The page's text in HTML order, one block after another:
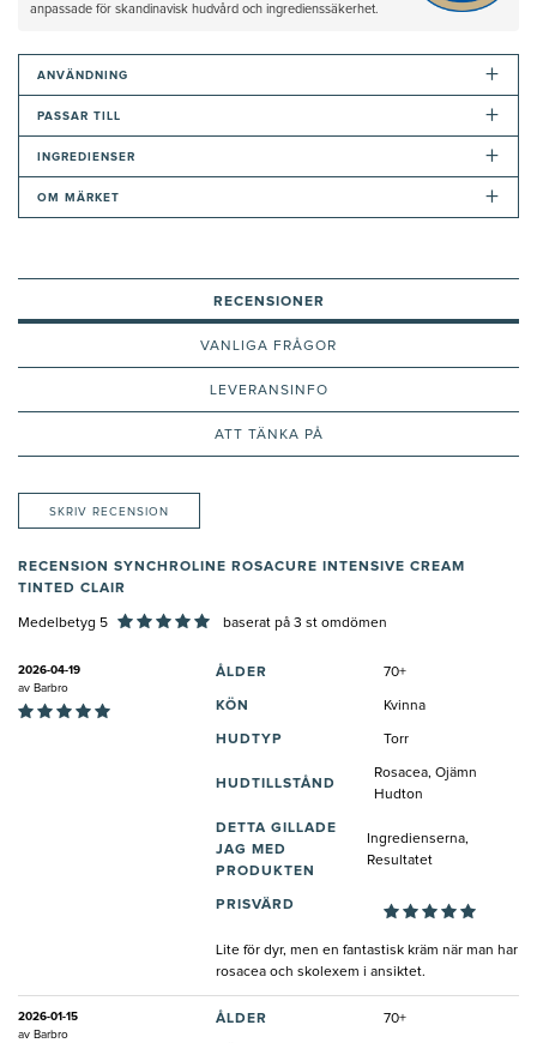
anpassade för skandinavisk hudvård och ingredienssäkerhet.
ANVÄNDNING +
PASSAR TILL +
INGREDIENSER +
OM MÄRKET +
RECENSIONER
VANLIGA FRÅGOR
LEVERANSINFO
ATT TÄNKA PÅ
SKRIV RECENSION
RECENSION SYNCHROLINE ROSACURE INTENSIVE CREAM
TINTED CLAIR
Medelbetyg 5 baserat på 3 st omdömen
2026-04-19
av Barbro
ÅLDER 70+
KÖN Kvinna
HUDTYP Torr
HUDTILLSTÅND
Rosacea, Ojämn
Hudton
DETTA GILLADE
JAG MED
PRODUKTEN
Ingredienserna,
Resultatet
PRISVÄRD
Lite för dyr, men en fantastisk kräm när man har
rosacea och skolexem i ansiktet.
2026-01-15
av Barbro
ÅLDER 70+